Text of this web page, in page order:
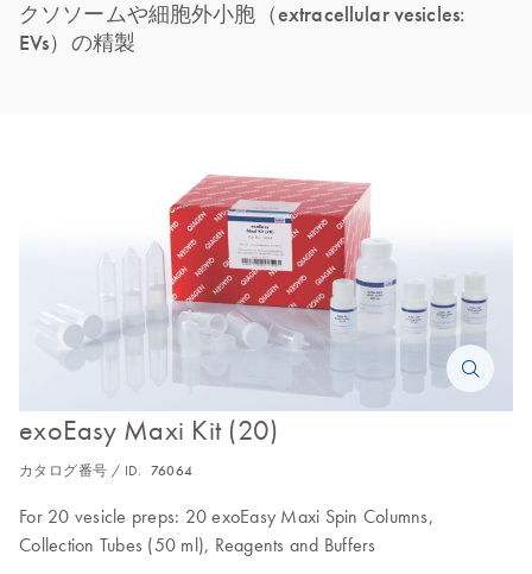
クソソームや細胞外小胞（extracellular vesicles:
EVs）の精製
exoEasy Maxi Kit (20)
カタログ番号 / ID. 76064
For 20 vesicle preps: 20 exoEasy Maxi Spin Columns,
Collection Tubes (50 ml), Reagents and Buffers